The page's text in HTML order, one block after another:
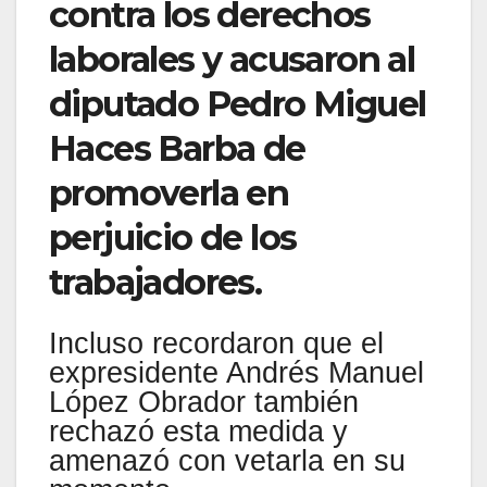
contra los derechos
laborales y acusaron al
diputado Pedro Miguel
Haces Barba de
promoverla en
perjuicio de los
trabajadores.
Incluso recordaron que el
expresidente Andrés Manuel
López Obrador también
rechazó esta medida y
amenazó con vetarla en su